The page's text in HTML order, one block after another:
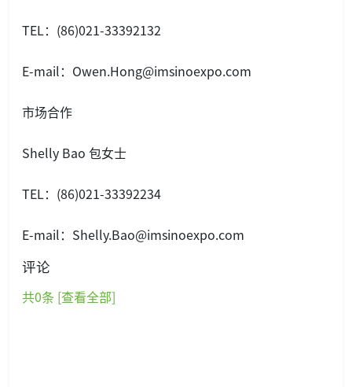
TEL：(86)021-33392132
E-mail：Owen.Hong@imsinoexpo.com
市场合作
Shelly Bao 包女士
TEL：(86)021-33392234
E-mail：Shelly.Bao@imsinoexpo.com
评论
共0条 [查看全部]